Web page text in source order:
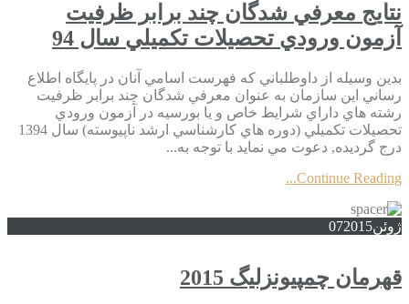
نتايج معرفي شدگان چند برابر ظرفيت
آزمون ورودي تحصيلات تکميلي سال 94
بدين وسيله از داوطلباني كه فهرست اسامي آنان در پايگاه اطلاع
رساني اين سازمان به عنوان معرفي شدگان چند برابر ظرفيت
رشته هاي داراي شرايط خاص و يا بورسيه در آزمون ورودي
تحصيلات تكميلي (دوره هاي كارشناسي ارشد ناپيوسته) سال 1394
درج گرديده, دعوت مي نمايد با توجه به...
Continue Reading...
ژوئن 072015
قهرمان چمپیونزلیگ 2015